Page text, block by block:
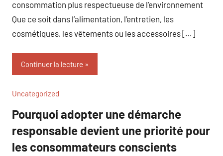
consommation plus respectueuse de l’environnement
Que ce soit dans l’alimentation, l’entretien, les
cosmétiques, les vêtements ou les accessoires […]
Continuer la lecture
Uncategorized
Pourquoi adopter une démarche
responsable devient une priorité pour
les consommateurs conscients